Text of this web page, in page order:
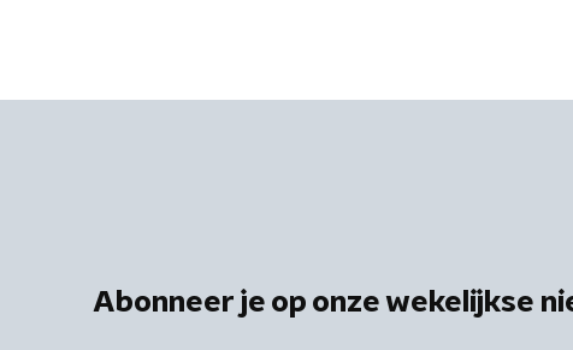
Abonneer je op onze wekelijkse